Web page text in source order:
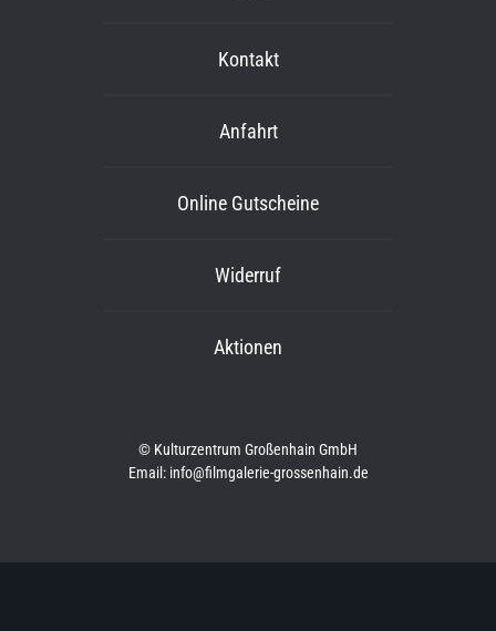
Kontakt
Anfahrt
Online Gutscheine
Widerruf
Aktionen
© Kulturzentrum Großenhain GmbH
Email: info@filmgalerie-grossenhain.de